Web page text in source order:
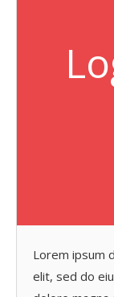
Lorem ipsum
elit, sed do